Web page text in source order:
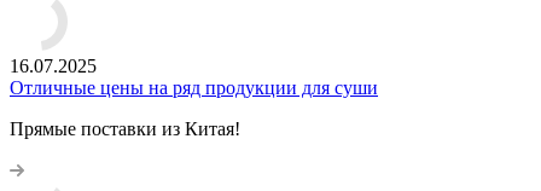
16.07.2025
Отличные цены на ряд продукции для суши
Прямые поставки из Китая!